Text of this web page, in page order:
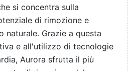
si concentra sulla
di rimozione e
naturale. Grazie a questa
e all'utilizzo di tecnologie
Aurora sfrutta il più